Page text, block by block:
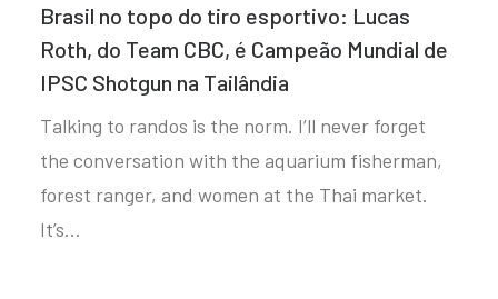
Brasil no topo do tiro esportivo: Lucas
Roth, do Team CBC, é Campeão Mundial de
IPSC Shotgun na Tailândia
Talking to randos is the norm. I’ll never forget
the conversation with the aquarium fisherman,
forest ranger, and women at the Thai market.
It’s…